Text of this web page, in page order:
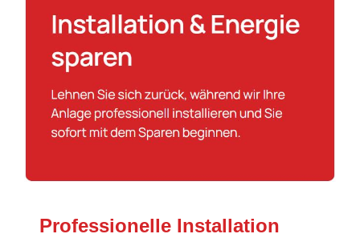
Professionelle Installation